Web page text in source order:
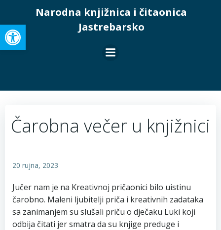
to
content
Narodna knjižnica i čitaonica
Jastrebarsko
Čarobna večer u knjižnici
20 rujna, 2023
Jučer nam je na Kreativnoj pričaonici bilo uistinu
čarobno. Maleni ljubitelji priča i kreativnih zadataka
sa zanimanjem su slušali priču o dječaku Luki koji
odbija čitati jer smatra da su knjige preduge i
Open toolbar